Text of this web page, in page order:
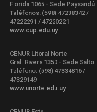
Florida 1065 - Sede Paysandú
Teléfonos: (598) 47238342 /
47222291 / 47220221
www.cup.edu.uy
CENUR Litoral Norte
Gral. Rivera 1350 - Sede Salto
Teléfono: (598) 47334816 /
47329149
www.unorte.edu.uy